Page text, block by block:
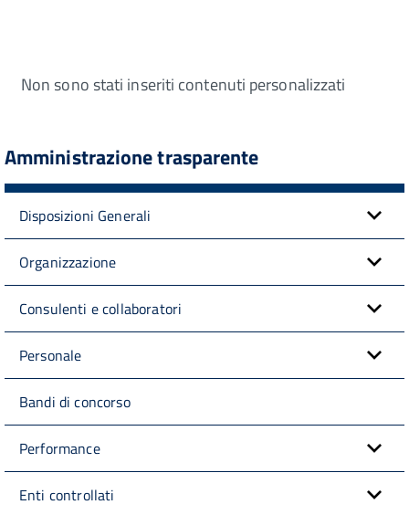
Non sono stati inseriti contenuti personalizzati
Amministrazione trasparente
Disposizioni Generali
Organizzazione
Consulenti e collaboratori
Personale
Bandi di concorso
Performance
Enti controllati